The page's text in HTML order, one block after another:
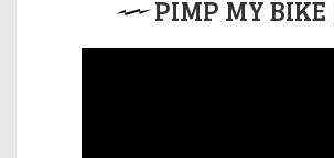
PIMP MY BIKE